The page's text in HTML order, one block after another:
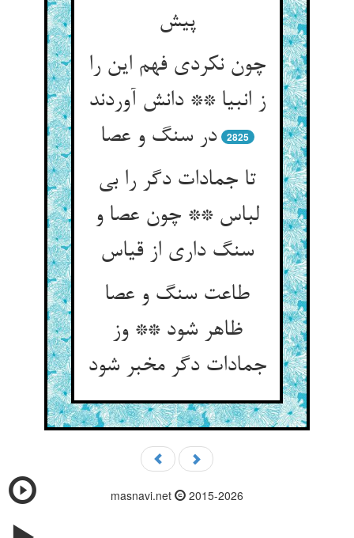
پیش
چون نکردی فهم این را
ز انبیا ** دانش آوردند
در سنگ و عصا
2825
تا جمادات دگر را بی
لباس ** چون عصا و
سنگ داری از قیاس
طاعت سنگ و عصا
ظاهر شود ** وز
جمادات دگر مخبر شود
masnavi.net 2015-2026